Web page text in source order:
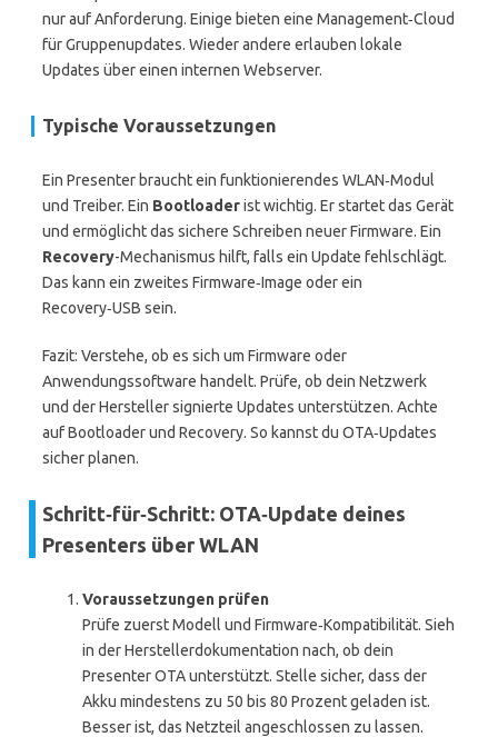
nur auf Anforderung. Einige bieten eine Management‑Cloud
für Gruppenupdates. Wieder andere erlauben lokale
Updates über einen internen Webserver.
Typische Voraussetzungen
Ein Presenter braucht ein funktionierendes WLAN‑Modul
und Treiber. Ein Bootloaderist wichtig. Er startet das Gerät
und ermöglicht das sichere Schreiben neuer Firmware. Ein
Recovery-Mechanismus hilft, falls ein Update fehlschlägt.
Das kann ein zweites Firmware‑Image oder ein
Recovery‑USB sein.
Fazit: Verstehe, ob es sich um Firmware oder
Anwendungssoftware handelt. Prüfe, ob dein Netzwerk
und der Hersteller signierte Updates unterstützen. Achte
auf Bootloader und Recovery. So kannst du OTA‑Updates
sicher planen.
Schritt‑für‑Schritt: OTA‑Update deines
Presenters über WLAN
Voraussetzungen prüfen
Prüfe zuerst Modell und Firmware‑Kompatibilität. Sieh
in der Herstellerdokumentation nach, ob dein
Presenter OTA unterstützt. Stelle sicher, dass der
Akku mindestens zu 50 bis 80 Prozent geladen ist.
Besser ist, das Netzteil angeschlossen zu lassen.